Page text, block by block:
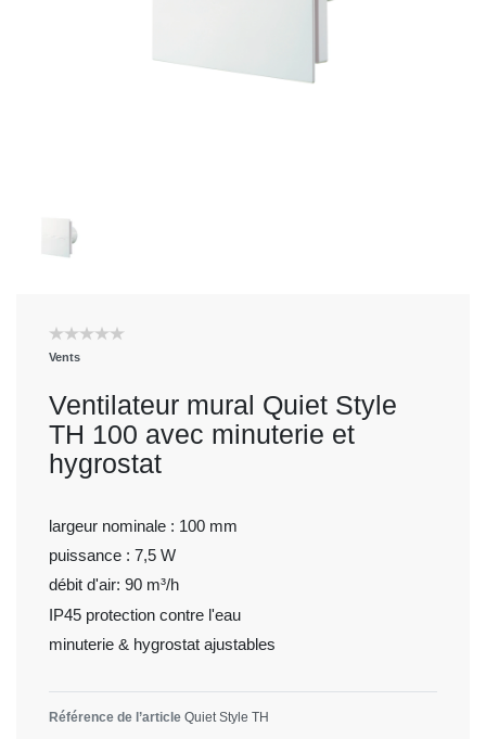
Vents
Ventilateur mural Quiet Style
TH 100 avec minuterie et
hygrostat
largeur nominale : 100 mm
puissance : 7,5 W
débit d'air: 90 m³/h
IP45 protection contre l'eau
minuterie & hygrostat ajustables
Référence de l’article Quiet Style TH